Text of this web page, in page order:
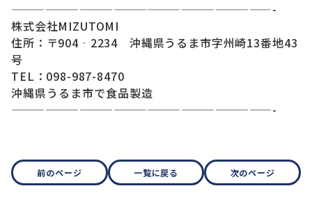
———————————————————————-
株式会社MIZUTOMI
住所：〒904‐2234 沖縄県うるま市字州崎13番地43
号
TEL：098-987-8470
沖縄県うるま市で食品製造
———————————————————————-
前のページ 一覧に戻る 次のページ